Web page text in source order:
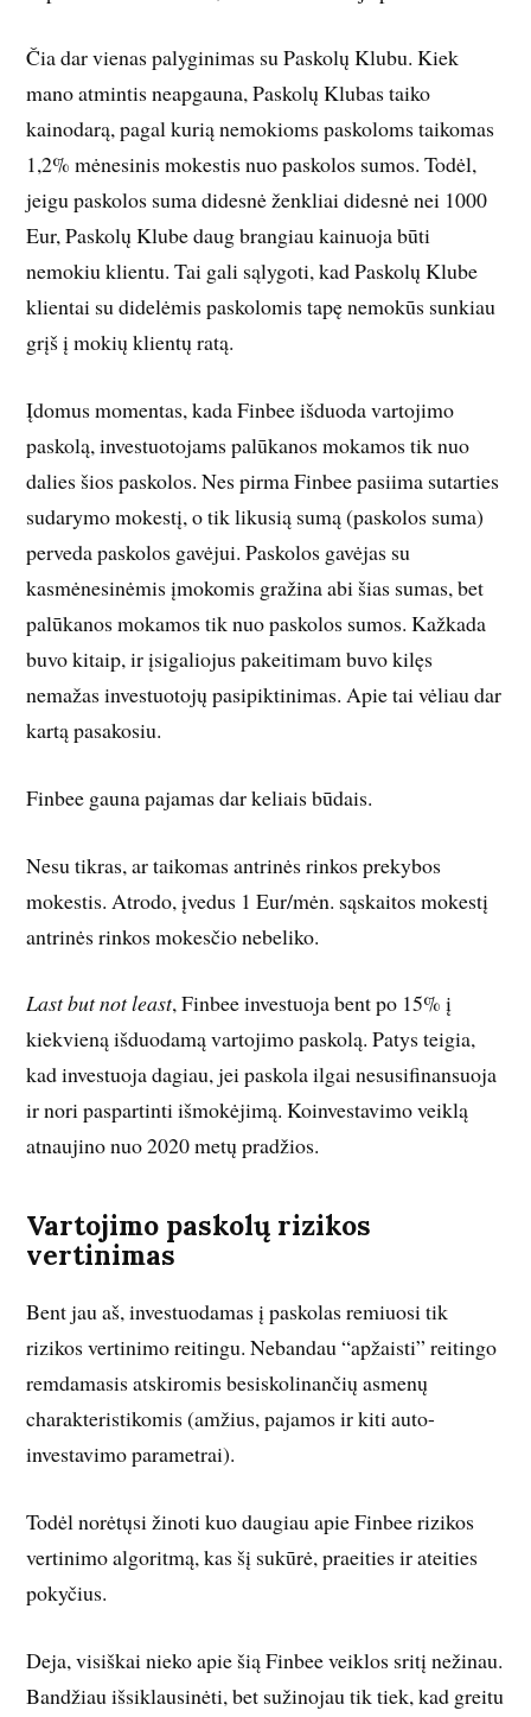
Čia dar vienas palyginimas su Paskolų Klubu. Kiek
mano atmintis neapgauna, Paskolų Klubas taiko
kainodarą, pagal kurią nemokioms paskoloms taikomas
1,2% mėnesinis mokestis nuo paskolos sumos. Todėl,
jeigu paskolos suma didesnė ženkliai didesnė nei 1000
Eur, Paskolų Klube daug brangiau kainuoja būti
nemokiu klientu. Tai gali sąlygoti, kad Paskolų Klube
klientai su didelėmis paskolomis tapę nemokūs sunkiau
grįš į mokių klientų ratą.
Įdomus momentas, kada Finbee išduoda vartojimo
paskolą, investuotojams palūkanos mokamos tik nuo
dalies šios paskolos. Nes pirma Finbee pasiima sutarties
sudarymo mokestį, o tik likusią sumą (paskolos suma)
perveda paskolos gavėjui. Paskolos gavėjas su
kasmėnesinėmis įmokomis gražina abi šias sumas, bet
palūkanos mokamos tik nuo paskolos sumos. Kažkada
buvo kitaip, ir įsigaliojus pakeitimam buvo kilęs
nemažas investuotojų pasipiktinimas. Apie tai vėliau dar
kartą pasakosiu.
Finbee gauna pajamas dar keliais būdais.
Nesu tikras, ar taikomas antrinės rinkos prekybos
mokestis. Atrodo, įvedus 1 Eur/mėn. sąskaitos mokestį
antrinės rinkos mokesčio nebeliko.
Last but not least, Finbee investuoja bent po 15% į
kiekvieną išduodamą vartojimo paskolą. Patys teigia,
kad investuoja dagiau, jei paskola ilgai nesusifinansuoja
ir nori paspartinti išmokėjimą. Koinvestavimo veiklą
atnaujino nuo 2020 metų pradžios.
Vartojimo paskolų rizikos
vertinimas
Bent jau aš, investuodamas į paskolas remiuosi tik
rizikos vertinimo reitingu. Nebandau “apžaisti” reitingo
remdamasis atskiromis besiskolinančių asmenų
charakteristikomis (amžius, pajamos ir kiti auto-
investavimo parametrai).
Todėl norėtųsi žinoti kuo daugiau apie Finbee rizikos
vertinimo algoritmą, kas šį sukūrė, praeities ir ateities
pokyčius.
Deja, visiškai nieko apie šią Finbee veiklos sritį nežinau.
Bandžiau išsiklausinėti, bet sužinojau tik tiek, kad greitu